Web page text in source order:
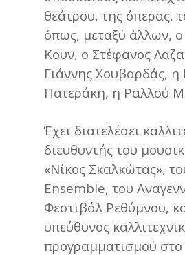
θεάτρου, της όπερας,
όπως, μεταξύ άλλων,
Κουν, ο Στέφανος
Γιάννης Χουβαρδάς, η
Πατεράκη, η Ραλλού
Έχει διατελέσει
διευθυντής του
«Νίκος Σκαλκώτας»,
Ensemble, του
Φεστιβάλ Ρεθύμνου,
υπεύθυνος
προγραμματισμού στο